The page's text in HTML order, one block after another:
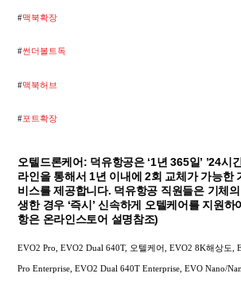
#맥북확장
#썬더볼트독
#맥북허브
#포트확장
오텔드론케어: 덕유항공은 ‘1년 365일’ ’24시
라인을 통해서 1년 이내에 2회 교체가 가능한
비스를 제공합니다. 덕유항공 직원들은 기체
생한 경우 ‘즉시’ 신속하게 오텔케어를 지원
항은 온라인스토어 설명참조)
EVO2 Pro, EVO2 Dual 640T, 오텔케어, EVO2 8K해상도,
Pro Enterprise, EVO2 Dual 640T Enterprise, EVO Nano/